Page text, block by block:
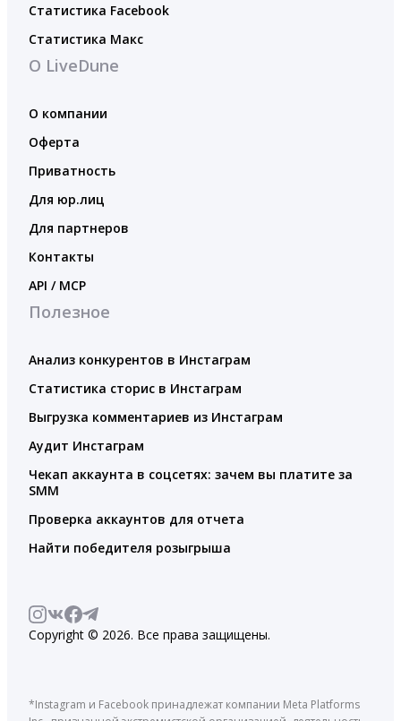
Статистика Facebook
Статистика Макс
О LiveDune
О компании
Оферта
Приватность
Для юр.лиц
Для партнеров
Контакты
API / MCP
Полезное
Анализ конкурентов в Инстаграм
Статистика сторис в Инстаграм
Выгрузка комментариев из Инстаграм
Аудит Инстаграм
Чекап аккаунта в соцсетях: зачем вы платите за
SMM
Проверка аккаунтов для отчета
Найти победителя розыгрыша
Copyright © 2026. Все права защищены.
*Instagram и Facebook принадлежат компании Meta Platforms